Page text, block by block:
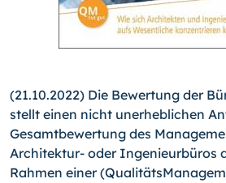
(21.10.2022) Die Bewertung der
stellt einen nicht unerheblichen
Gesamtbewertung des
Architektur- oder Ingenieurbüros
Rahmen einer